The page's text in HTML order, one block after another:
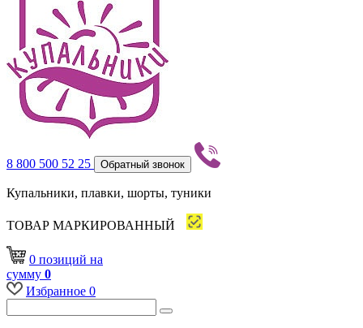
8 800 500 52 25 Обратный звонок
Купальники, плавки, шорты, туники
ТОВАР МАРКИРОВАННЫЙ
0 позиций на
сумму 0
Избранное 0